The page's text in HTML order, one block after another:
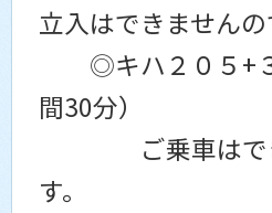
立入はできません
◎キハ２０５+３
間30分）
ご乗車はできま
す。